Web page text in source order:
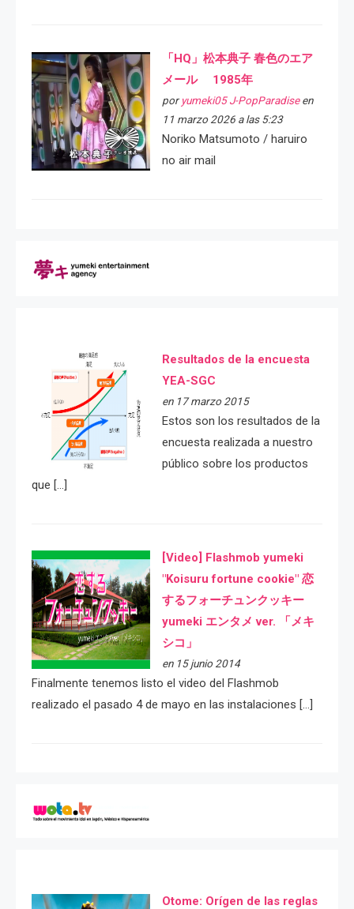
「HQ」松本典子 春色のエア
メール 1985年
por yumeki05 J-PopParadiseen
11 marzo 2026 a las 5:23
Noriko Matsumoto / haruiro
no air mail
Resultados de la encuesta
YEA-SGC
en 17 marzo 2015
Estos son los resultados de la
encuesta realizada a nuestro
público sobre los productos
que […]
[Video] Flashmob yumeki
"Koisuru fortune cookie" 恋
するフォーチュンクッキー
yumeki エンタメ ver. 「メキ
シコ」
en 15 junio 2014
Finalmente tenemos listo el video del Flashmob
realizado el pasado 4 de mayo en las instalaciones […]
Otome: Orígen de las reglas